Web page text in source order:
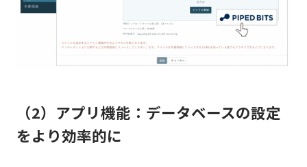
（2）アプリ機能：データベースの設定
をより効率的に